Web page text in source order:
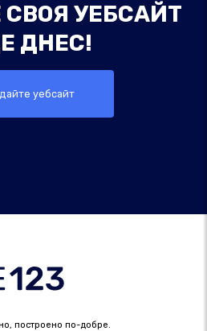
УЕБСАЙТ
ДНЕС!
уебсайт
построено по-добре.